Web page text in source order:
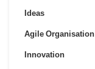
Ideas
Agile Organisation
Innovation